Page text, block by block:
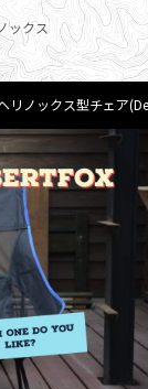
ックス
リノックス型チェア